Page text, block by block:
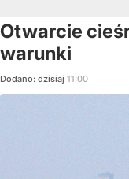
Otwarcie
warunki
Dodano: dzisiaj 11:00